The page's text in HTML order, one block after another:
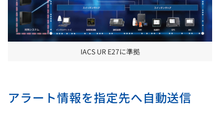
IACS UR E27に準拠
アラート情報を指定先へ自動送信